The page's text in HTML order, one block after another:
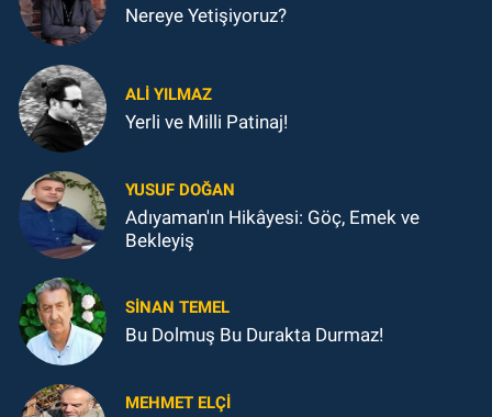
Nereye Yetişiyoruz?
ALI YILMAZ
Yerli ve Milli Patinaj!
YUSUF DOĞAN
Adıyaman'ın Hikâyesi: Göç, Emek ve
Bekleyiş
SINAN TEMEL
Bu Dolmuş Bu Durakta Durmaz!
MEHMET ELÇI